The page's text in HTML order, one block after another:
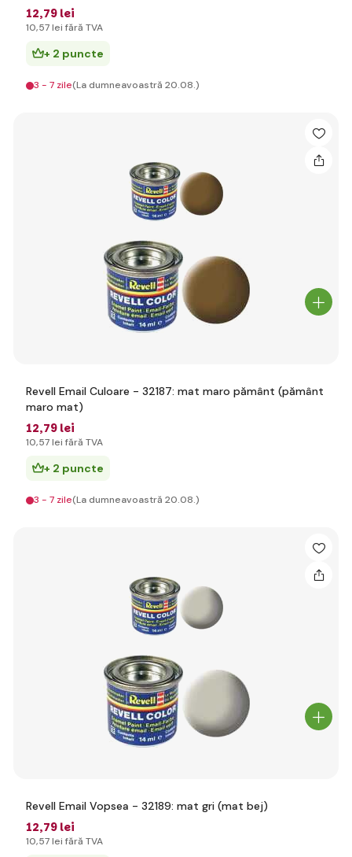
12,79 lei
10,57 lei fără TVA
+ 2 puncte
3 - 7 zile(La dumneavoastră 20.08.)
Revell Email Culoare - 32187: mat maro pământ (pământ
maro mat)
12,79 lei
10,57 lei fără TVA
+ 2 puncte
3 - 7 zile(La dumneavoastră 20.08.)
Revell Email Vopsea - 32189: mat gri (mat bej)
12,79 lei
10,57 lei fără TVA